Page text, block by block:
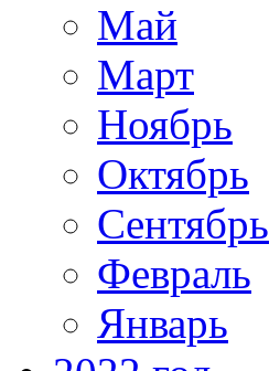
Май
Март
Ноябрь
Октябрь
Сентябрь
Февраль
Январь